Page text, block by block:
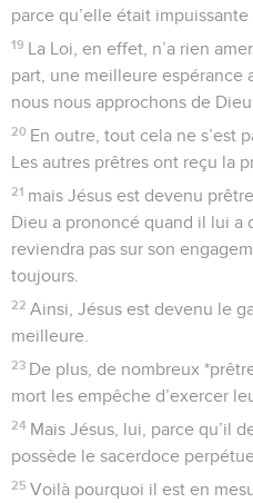
parce qu’elle était impuissante
19 La Loi, en effet, n’a rien
part, une meilleure espérance
nous nous approchons de Dieu.
20 En outre, tout cela ne s’est
Les autres prêtres ont reçu la
21 mais Jésus est devenu
Dieu a prononcé quand il lui a
reviendra pas sur son
toujours.
22 Ainsi, Jésus est devenu le
meilleure.
23 De plus, de nombreux
mort les empêche d’exercer
24 Mais Jésus, lui, parce qu’il
possède le sacerdoce
25 Voilà pourquoi il est en